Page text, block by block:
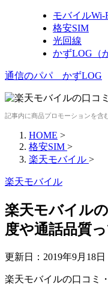
モバイルWi-
格安SIM
光回線
かずLOG（
通信のパパ かずLOG
記事内に商品プロモーションを含
HOME >
格安SIM >
楽天モバイル >
楽天モバイル
楽天モバイル
度や通話品質
更新日： 2019年9月18日
楽天モバイルの口コミ